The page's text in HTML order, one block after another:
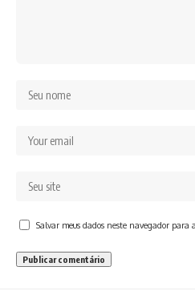
Salvar meus dados neste navegador para